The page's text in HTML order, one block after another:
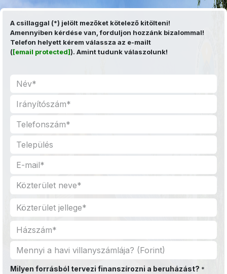
Kihagyás és továbblépés a tartalomhoz
A csillaggal (*) jelölt mezőket kötelező kitölteni!
Amennyiben kérdése van, forduljon hozzánk bizalommal!
Telefon helyett kérem válassza az e-mailt
([email protected]). Amint tudunk válaszolunk!
Milyen forrásból tervezi finanszírozni a beruházást? *